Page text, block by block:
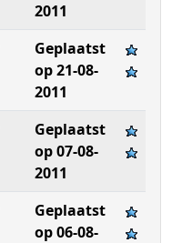
2011
Geplaatst
op 21-08-
2011
Geplaatst
op 07-08-
2011
Geplaatst
op 06-08-